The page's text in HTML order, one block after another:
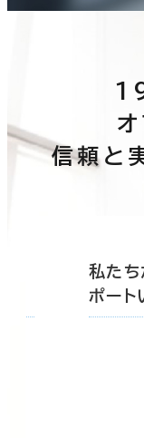
信頼と
私たち
ポート